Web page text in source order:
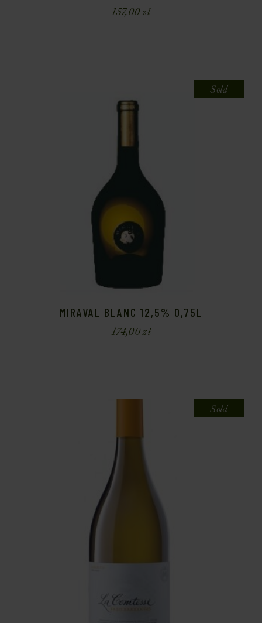
157,00zł
Sold
MIRAVAL BLANC 12,5% 0,75L
174,00zł
Sold